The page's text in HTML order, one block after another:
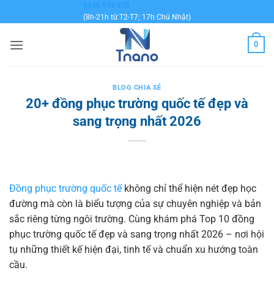
qua
dung
0936 999 878
(8h-21h từ T2-T7; 17h Chủ Nhật)
0
BLOG CHIA SẺ
20+ đồng phục trường quốc tế đẹp và
sang trọng nhất 2026
Đồng phục trường quốc tếkhông chỉ thể hiện nét đẹp học
đường mà còn là biểu tượng của sự chuyên nghiệp và bản
sắc riêng từng ngôi trường. Cùng khám phá Top 10 đồng
phục trường quốc tế đẹp và sang trọng nhất 2026 – nơi hội
tụ những thiết kế hiện đại, tinh tế và chuẩn xu hướng toàn
cầu.